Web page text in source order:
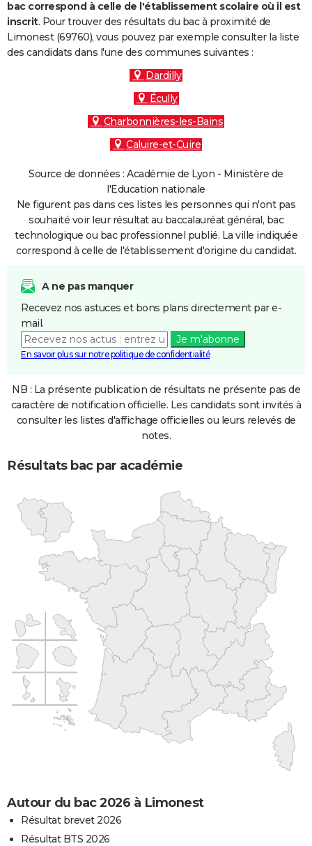
bac correspond à celle de l'établissement scolaire où il est
inscrit. Pour trouver des résultats du bac à proximité de
Limonest (69760), vous pouvez par exemple consulter la liste
des candidats dans l'une des communes suivantes :
Dardilly
Écully
Charbonnières-les-Bains
Caluire-et-Cuire
Source de données : Académie de Lyon - Ministère de
l'Education nationale
Ne figurent pas dans ces listes les personnes qui n'ont pas
souhaité voir leur résultat au baccalauréat général, bac
technologique ou bac professionnel publié. La ville indiquée
correspond à celle de l'établissement d'origine du candidat.
A ne pas manquer
Recevez nos astuces et bons plans directement par e-
mail.
Je m'abonne
En savoir plus sur notre politique de confidentialité
NB : La présente publication de résultats ne présente pas de
caractère de notification officielle. Les candidats sont invités à
consulter les listes d'affichage officielles ou leurs relevés de
notes.
Résultats bac par académie
Autour du bac 2026 à Limonest
Résultat brevet 2026
Résultat BTS 2026